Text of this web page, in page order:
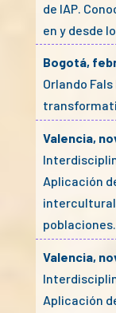
de IAP.
en y desde
Bogotá,
Orlando
Valencia,
Aplicación
intercultural
poblaciones.
Valencia,
Aplicación